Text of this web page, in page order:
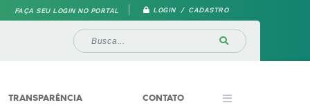
FAÇA SEU LOGIN NO PORTAL LOGIN / CADASTRO
TRANSPARÊNCIA CONTATO